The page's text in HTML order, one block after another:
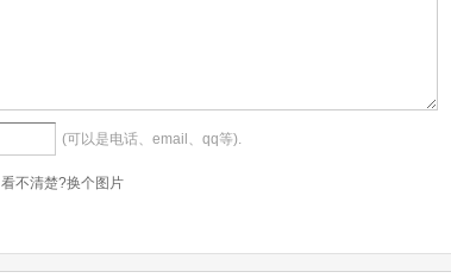
(可以是电话、email、qq等).
看不清楚?换个图片